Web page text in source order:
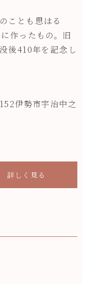
ことも思はる
作ったもの。旧
後410年を記念し
伊勢市宇治中之
詳しく見る